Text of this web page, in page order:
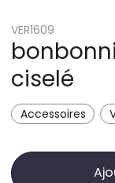
VER1609
ciselé
Accessoires